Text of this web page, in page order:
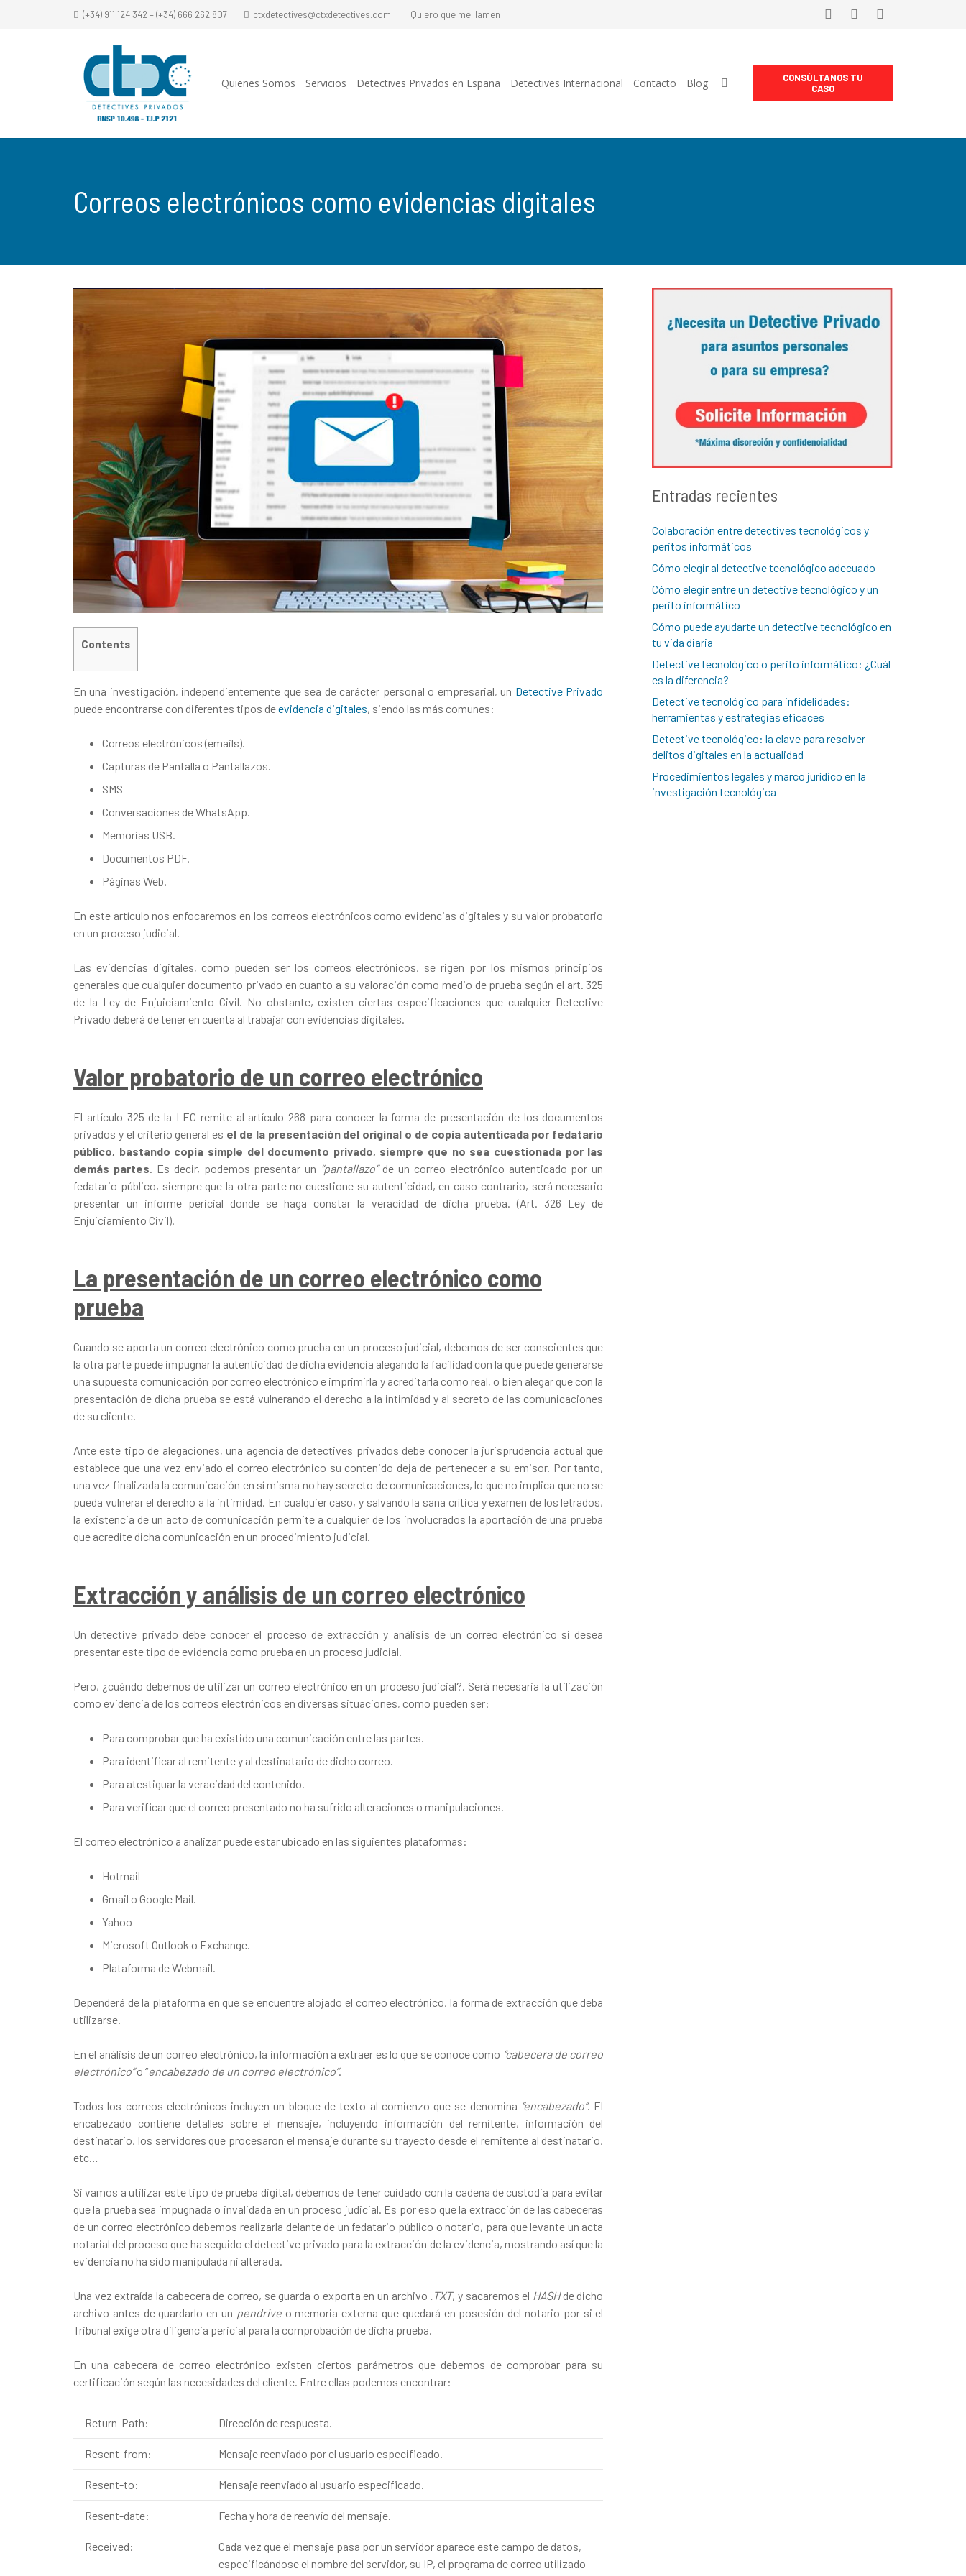
(+34) 911 124 342 – (+34) 666 262 807 ctxdetectives@ctxdetectives.com Quiero que me llamen
Quienes Somos Servicios Detectives Privados en España Detectives Internacional Contacto Blog
CONSÚLTANOS TU
CASO
Correos electrónicos como evidencias digitales
Contents
En una investigación, independientemente que sea de carácter personal o empresarial, un Detective Privado
puede encontrarse con diferentes tipos deevidencia digitales, siendo las más comunes:
Correos electrónicos (emails).
Capturas de Pantalla o Pantallazos.
SMS
Conversaciones de WhatsApp.
Memorias USB.
Documentos PDF.
Páginas Web.
En este artículo nos enfocaremos en los correos electrónicos como evidencias digitales y su valor probatorio
en un proceso judicial.
Las evidencias digitales, como pueden ser los correos electrónicos, se rigen por los mismos principios
generales que cualquier documento privado en cuanto a su valoración como medio de prueba según el art. 325
de la Ley de Enjuiciamiento Civil. No obstante, existen ciertas especificaciones que cualquier Detective
Privado deberá de tener en cuenta al trabajar con evidencias digitales.
Valor probatorio de un correo electrónico
El artículo 325 de la LEC remite al artículo 268 para conocer la forma de presentación de los documentos
privados y el criterio general es el de la presentación del original o de copia autenticada por fedatario
público, bastando copia simple del documento privado, siempre que no sea cuestionada por las
demás partes . Es decir, podemos presentar un “pantallazo”de un correo electrónico autenticado por un
fedatario público, siempre que la otra parte no cuestione su autenticidad, en caso contrario, será necesario
presentar un informe pericial donde se haga constar la veracidad de dicha prueba. (Art. 326 Ley de
Enjuiciamiento Civil).
La presentación de un correo electrónico como
prueba
Cuando se aporta un correo electrónico como prueba en un proceso judicial, debemos de ser conscientes que
la otra parte puede impugnar la autenticidad de dicha evidencia alegando la facilidad con la que puede generarse
una supuesta comunicación por correo electrónico e imprimirla y acreditarla como real, o bien alegar que con la
presentación de dicha prueba se está vulnerando el derecho a la intimidad y al secreto de las comunicaciones
de su cliente.
Ante este tipo de alegaciones, una agencia de detectives privados debe conocer la jurisprudencia actual que
establece que una vez enviado el correo electrónico su contenido deja de pertenecer a su emisor. Por tanto,
una vez finalizada la comunicación en sí misma no hay secreto de comunicaciones, lo que no implica que no se
pueda vulnerar el derecho a la intimidad. En cualquier caso, y salvando la sana crítica y examen de los letrados,
la existencia de un acto de comunicación permite a cualquier de los involucrados la aportación de una prueba
que acredite dicha comunicación en un procedimiento judicial.
Extracción y análisis de un correo electrónico
Un detective privado debe conocer el proceso de extracción y análisis de un correo electrónico si desea
presentar este tipo de evidencia como prueba en un proceso judicial.
Pero, ¿cuándo debemos de utilizar un correo electrónico en un proceso judicial?. Será necesaria la utilización
como evidencia de los correos electrónicos en diversas situaciones, como pueden ser:
Para comprobar que ha existido una comunicación entre las partes.
Para identificar al remitente y al destinatario de dicho correo.
Para atestiguar la veracidad del contenido.
Para verificar que el correo presentado no ha sufrido alteraciones o manipulaciones.
El correo electrónico a analizar puede estar ubicado en las siguientes plataformas:
Hotmail
Gmail o Google Mail.
Yahoo
Microsoft Outlook o Exchange.
Plataforma de Webmail.
Dependerá de la plataforma en que se encuentre alojado el correo electrónico, la forma de extracción que deba
utilizarse.
En el análisis de un correo electrónico, la información a extraer es lo que se conoce como “cabecera de correo
electrónico”o “encabezado de un correo electrónico”.
Todos los correos electrónicos incluyen un bloque de texto al comienzo que se denomina “encabezado”. El
encabezado contiene detalles sobre el mensaje, incluyendo información del remitente, información del
destinatario, los servidores que procesaron el mensaje durante su trayecto desde el remitente al destinatario,
etc…
Si vamos a utilizar este tipo de prueba digital, debemos de tener cuidado con la cadena de custodia para evitar
que la prueba sea impugnada o invalidada en un proceso judicial. Es por eso que la extracción de las cabeceras
de un correo electrónico debemos realizarla delante de un fedatario público o notario, para que levante un acta
notarial del proceso que ha seguido el detective privado para la extracción de la evidencia, mostrando así que la
evidencia no ha sido manipulada ni alterada.
Una vez extraída la cabecera de correo, se guarda o exporta en un archivo .TXT, y sacaremos el HASHde dicho
archivo antes de guardarlo en un pendriveo memoria externa que quedará en posesión del notario por si el
Tribunal exige otra diligencia pericial para la comprobación de dicha prueba.
En una cabecera de correo electrónico existen ciertos parámetros que debemos de comprobar para su
certificación según las necesidades del cliente. Entre ellas podemos encontrar:
Return-Path: Dirección de respuesta.
Resent-from: Mensaje reenviado por el usuario especificado.
Resent-to: Mensaje reenviado al usuario especificado.
Resent-date: Fecha y hora de reenvío del mensaje.
Received:
Cada vez que el mensaje pasa por un servidor aparece este campo de datos,
especificándose el nombre del servidor, su IP, el programa de correo utilizado
Entradas recientes
Colaboración entre detectives tecnológicos y
peritos informáticos
Cómo elegir al detective tecnológico adecuado
Cómo elegir entre un detective tecnológico y un
perito informático
Cómo puede ayudarte un detective tecnológico en
tu vida diaria
Detective tecnológico o perito informático: ¿Cuál
es la diferencia?
Detective tecnológico para infidelidades:
herramientas y estrategias eficaces
Detective tecnológico: la clave para resolver
delitos digitales en la actualidad
Procedimientos legales y marco jurídico en la
investigación tecnológica